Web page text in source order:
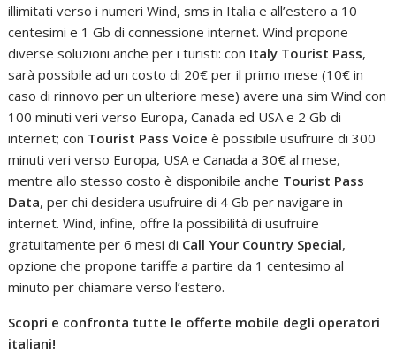
illimitati verso i numeri Wind, sms in Italia e all’estero a 10
centesimi e 1 Gb di connessione internet. Wind propone
diverse soluzioni anche per i turisti: con Italy Tourist Pass,
sarà possibile ad un costo di 20€ per il primo mese (10€ in
caso di rinnovo per un ulteriore mese) avere una sim Wind con
100 minuti veri verso Europa, Canada ed USA e 2 Gb di
internet; con Tourist Pass Voice è possibile usufruire di 300
minuti veri verso Europa, USA e Canada a 30€ al mese,
mentre allo stesso costo è disponibile anche Tourist Pass
Data, per chi desidera usufruire di 4 Gb per navigare in
internet. Wind, infine, offre la possibilità di usufruire
gratuitamente per 6 mesi di Call Your Country Special,
opzione che propone tariffe a partire da 1 centesimo al
minuto per chiamare verso l’estero.
Scopri e confronta tutte le offerte mobile degli operatori
italiani!